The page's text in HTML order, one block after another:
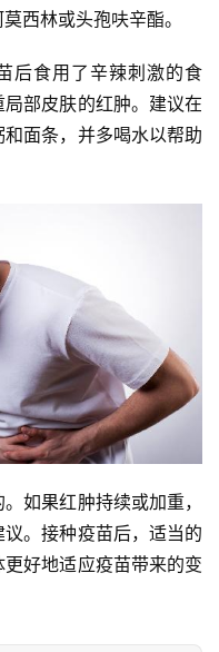
西林或头孢呋辛酯。
后食用了辛辣刺激的食
部皮肤的红肿。建议在
面条，并多喝水以帮助
如果红肿持续或加重，
。接种疫苗后，适当的
好地适应疫苗带来的变